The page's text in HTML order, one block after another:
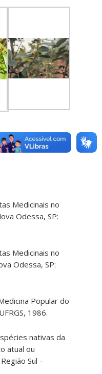
Medicinais no
Odessa, SP:
Medicinais no
Odessa, SP:
Popular do
1986.
nativas da
atual ou
Sul –